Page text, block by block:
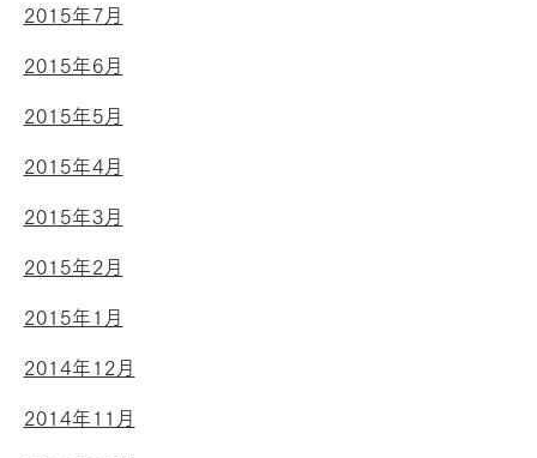
2015年7月
2015年6月
2015年5月
2015年4月
2015年3月
2015年2月
2015年1月
2014年12月
2014年11月